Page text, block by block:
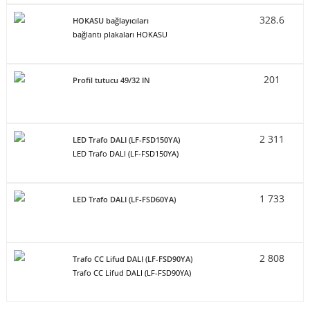
HOKASU bağlayıcıları
bağlantı plakaları HOKASU
328.6
Profil tutucu 49/32 IN 201
LED Trafo DALI (LF-FSD150YA)
LED Trafo DALI (LF-FSD150YA)
2 311
LED Trafo DALI (LF-FSD60YA) 1 733
Trafo CC Lifud DALI (LF-FSD90YA)
Trafo CC Lifud DALI (LF-FSD90YA)
2 808